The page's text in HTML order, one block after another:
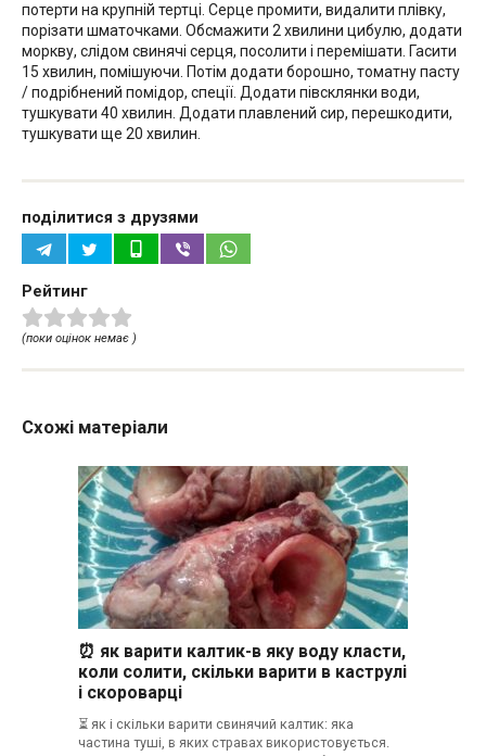
потерти на крупній тертці. Серце промити, видалити плівку,
порізати шматочками. Обсмажити 2 хвилини цибулю, додати
моркву, слідом свинячі серця, посолити і перемішати. Гасити
15 хвилин, помішуючи. Потім додати борошно, томатну пасту
/ подрібнений помідор, спеції. Додати півсклянки води,
тушкувати 40 хвилин. Додати плавлений сир, перешкодити,
тушкувати ще 20 хвилин.
поділитися з друзями
Рейтинг
(поки оцінок немає )
Схожі матеріали
⏰ як варити калтик-в яку воду класти,
коли солити, скільки варити в каструлі
і скороварці
⏳ як і скільки варити свинячий калтик: яка
частина туші, в яких стравах використовується.